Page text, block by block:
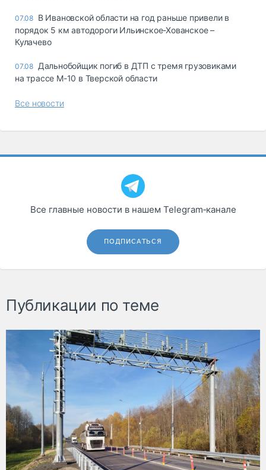
07.08 В Ивановской области на год раньше привели в
порядок 5 км автодороги Ильинское-Хованское –
Кулачево
07.08 Дальнобойщик погиб в ДТП с тремя грузовиками
на трассе М-10 в Тверской области
Все новости
Все главные новости в нашем Telegram‑канале
ПОДПИСАТЬСЯ
Публикации по теме